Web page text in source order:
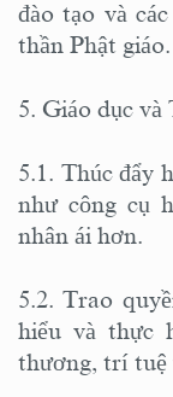
đào tạo và
thần Phật giáo.
5. Giáo dục
5.1. Thúc đẩy
như công cụ
nhân ái hơn.
5.2. Trao
hiểu và thực
thương, trí tuệ